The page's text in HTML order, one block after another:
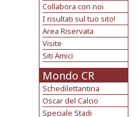
Collabora con noi
I risultati sul tuo sito!
Area Riservata
Visite
Siti Amici
Mondo CR
Schedilettantina
Oscar del Calcio
Speciale Stadi